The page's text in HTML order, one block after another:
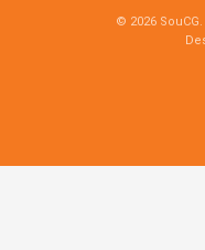
© 2026